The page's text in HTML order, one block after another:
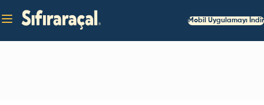
Mobil Uygulamayı İndir